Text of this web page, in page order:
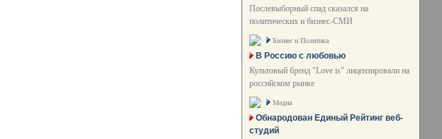
Послевыборный спад сказался на
политических и бизнес-СМИ
Бизнес и Политика
В Россию с любовью
Культовый бренд "Love is" лицензировали на
российском рынке
Медиа
Обнародован Единый Рейтинг веб-
студий